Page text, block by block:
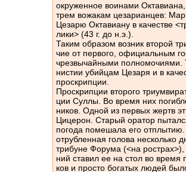
окруженное воинами
трем вожакам цезарианцев:
Цезарю Октавиану в качестве
лики> (43 г. до н.э.).
Таким образом возник второй
чие от первого, официальным
чрезвычайными
нистии убийцам Цезаря и в
проскрипции.
Проскрипции второго
ции Суллы. Во время них
ников. Одной из первых жертв
Цицерон. Старый оратор
погода помешала его
отрубленная голова несколько
трибуне Форума (<на
ний ставил ее на стол во
ков и просто богатых людей